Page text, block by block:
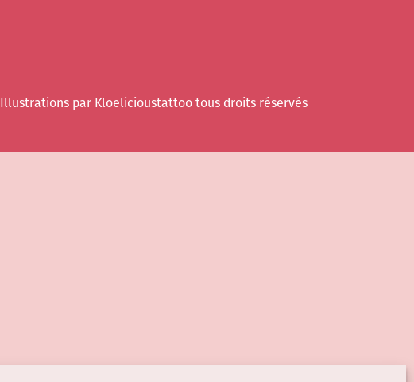
par Kloelicioustattoo tous droits réservés